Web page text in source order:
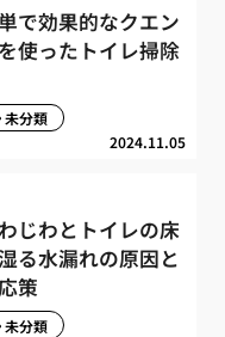
で効果的なクエン
使ったトイレ掃除
2024.11.05
未分類
じわとトイレの床
る水漏れの原因と
策
未分類